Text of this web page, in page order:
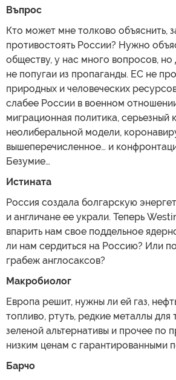
Въпрос
Кто может мне толково объяснить,
противостоять России? Нужно
обществу, у нас много вопросов,
не попугаи из пропаганды. ЕС не
природных и человеческих
слабее России в военном
миграционная политика, серьезный
неолиберальной модели,
вышеперечисленное… и
Безумие…
Истината
Россия создала болгарскую
и англичане ее украли. Теперь
впарить нам свое поддельное
ли нам сердиться на Россию? Или
грабеж англосаксов?
Макробиолог
Европа решит, нужны ли ей газ,
топливо, ртуть, редкие металлы для
зеленой альтернативы и прочее по
низким ценам с гарантированными
Барчо